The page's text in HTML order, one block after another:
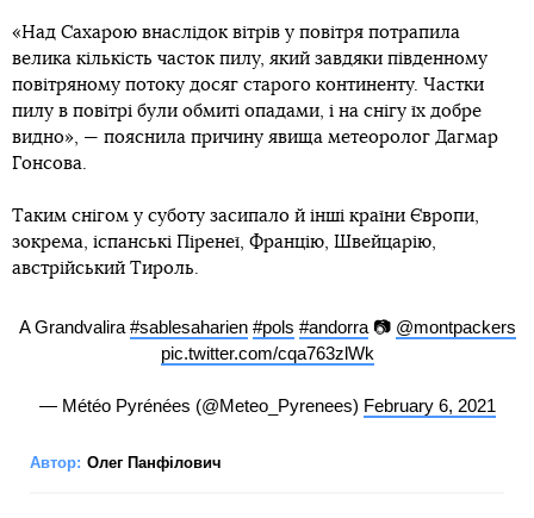
«Над Сахарою внаслідок вітрів у повітря потрапила
велика кількість часток пилу, який завдяки південному
повітряному потоку досяг старого континенту. Частки
пилу в повітрі були обмиті опадами, і на снігу їх добре
видно», — пояснила причину явища метеоролог Дагмар
Гонсова.
Таким снігом у суботу засипало й інші країни Європи,
зокрема, іспанські Піренеї, Францію, Швейцарію,
австрійський Тироль.
A Grandvalira#sablesaharien #pols #andorra📷 @montpackers
pic.twitter.com/cqa763zlWk
— Météo Pyrénées (@Meteo_Pyrenees) February 6, 2021
Автор: Олег Панфілович